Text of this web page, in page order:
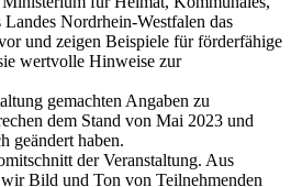
Nordrhein-Westfalen das
und zeigen Beispiele für förderfähige
wertvolle Hinweise zur
gemachten Angaben zu
dem Stand von Mai 2023 und
geändert haben.
der Veranstaltung. Aus
Bild und Ton von Teilnehmenden